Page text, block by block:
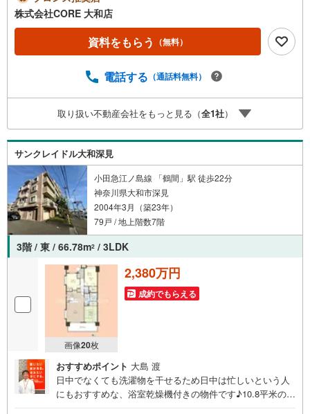
♪合計5000円分プレゼント♪お得に不動産を探しましょう♪
（お名前・ご住所・お ・メールアドレス必須）※詳細は当
社営業スタッフまでお問い合わせください。【営業時間 9:
30-20:00】年中無休（※年末年始除く）上記時間はお電話が
い！現地を見学される場合は「室内・現地を見学する（無
ムーズにご案内が可能です。＝＝＝＝＝＝＝＝＝＝＝＝＝
＝＝＝＝＝＝＝＝＝＝＝＝＝＝＝＝＝
株式会社CORE 大和店
資料をもらう （無料）
電話する （通話料無料）
取り扱い不動産会社をもっと見る（全1社）
サンクレイドル大和深見
小田急江ノ島線 「鶴間」駅 徒歩22分
神奈川県大和市深見
2004年3月（築23年）
79戸 / 地上階数7階
3階 / 東 / 66.78m2 / 3LDK
画像20枚
2,380万円
成約でもらえる
おすすめポイント 大島 渡
日中でなくても洗濯物を干せるため日中は忙しいという人
にもおすすめな、浴室乾燥機付きの物件です♪10.8平米の広